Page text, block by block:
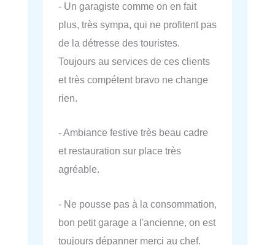
- Un garagiste comme on en fait
plus, très sympa, qui ne profitent pas
de la détresse des touristes.
Toujours au services de ces clients
et très compétent bravo ne change
rien.
- Ambiance festive très beau cadre
et restauration sur place très
agréable.
- Ne pousse pas à la consommation,
bon petit garage a l'ancienne, on est
toujours dépanner merci au chef.